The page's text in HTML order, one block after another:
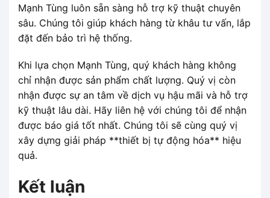
Mạnh Tùng luôn sẵn sàng hỗ trợ kỹ thuật chuyên
sâu. Chúng tôi giúp khách hàng từ khâu tư vấn, lắp
đặt đến bảo trì hệ thống.
Khi lựa chọn Mạnh Tùng, quý khách hàng không
chỉ nhận được sản phẩm chất lượng. Quý vị còn
nhận được sự an tâm về dịch vụ hậu mãi và hỗ trợ
kỹ thuật lâu dài. Hãy liên hệ với chúng tôi để nhận
được báo giá tốt nhất. Chúng tôi sẽ cùng quý vị
xây dựng giải pháp **thiết bị tự động hóa** hiệu
quả.
Kết luận